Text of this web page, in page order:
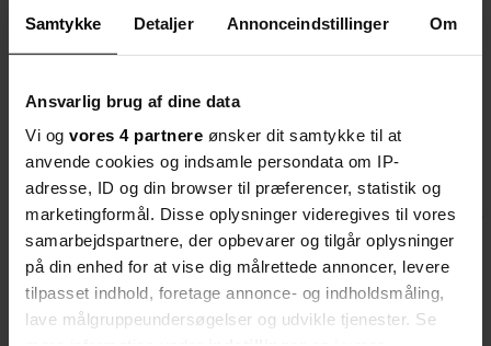
Samtykke Detaljer Annonceindstillinger Om
Ansvarlig brug af dine data
Vi og vores 4 partnere ønsker dit samtykke til at
anvende cookies og indsamle persondata om IP-
adresse, ID og din browser til præferencer, statistik og
marketingformål. Disse oplysninger videregives til vores
samarbejdspartnere, der opbevarer og tilgår oplysninger
på din enhed for at vise dig målrettede annoncer, levere
tilpasset indhold, foretage annonce- og indholdsmåling,
lave målgruppeundersøgelser og udvikle tjenester. Se
gjort opmærksom på, at der ikke er nogen autorisationskrav til de
instruktører, der arrangerer træklatringskurser for skolebørn.
Socialdemokratiet og Dansk Folkeparti kræver nu en sådan
autorisationsordning, og det vil ministeren ikke afvise:
"Men det er meget vigtigt, at vi får belyst hele området, før vi skrider
ind, og grundlæggende vil jeg ikke pille ved skoleledernes ansvar
for, at undervisningen skal foregå sikkerhedsmæssigt forsvarligt",
siger Ulla Tørnæs.
Del artikel